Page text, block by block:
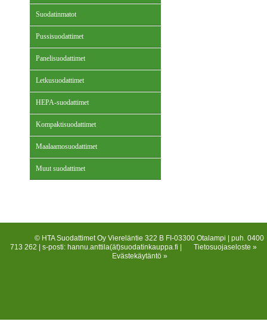
Suodatinmatot
Pussisuodattimet
Panelisuodattimet
Letkusuodattimet
HEPA-suodattimet
Kompaktisuodattimet
Maalaamosuodattimet
Muut suodattimet
© HTA Suodattimet Oy Viereläntie 322 B FI-03300 Otalampi | puh. 0400
713 262 | s-posti: hannu.anttila(ät)suodatinkauppa.fi |
Tietosuojaseloste »
Evästekäytäntö »